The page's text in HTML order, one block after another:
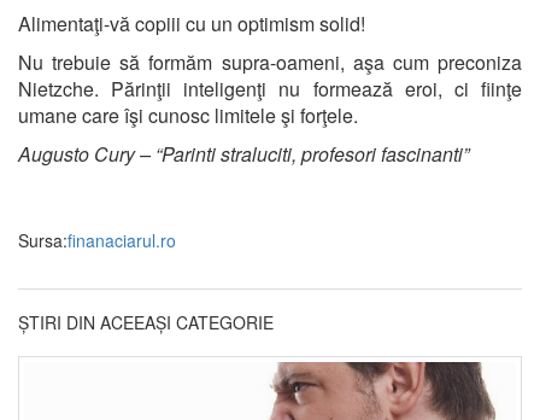
Alimentaţi-vă copiii cu un optimism solid!
Nu trebuie să formăm supra-oameni, aşa cum preconiza
Nietzche. Părinţii inteligenţi nu formează eroi, ci fiinţe
umane care îşi cunosc limitele şi forţele.
Augusto Cury – “Parinti straluciti, profesori fascinanti”
Sursa:finanaciarul.ro
ȘTIRI DIN ACEEAȘI CATEGORIE